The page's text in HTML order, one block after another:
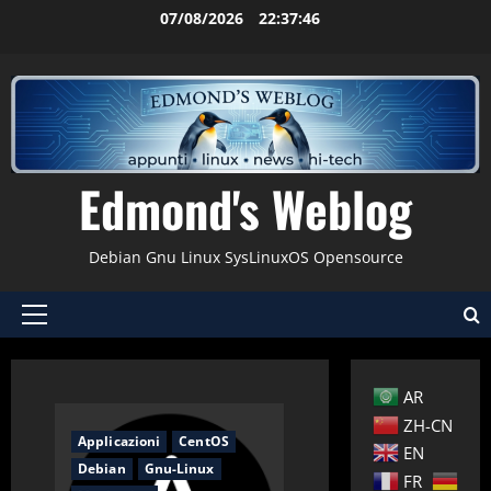
07/08/2026 22:37:47
Edmond's Weblog
Debian Gnu Linux SysLinuxOS Opensource
Menu
Applicazioni
CentOS
Debian
Gnu-Linux
AR
ZH-CN
EN
FR